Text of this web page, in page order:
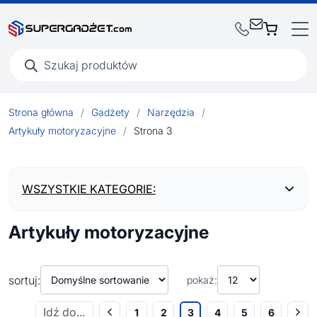
produktów
Strona główna / Gadżety / Narzędzia
/
Artykuły motoryzacyjne
/ Strona 3
WSZYSTKIE KATEGORIE:
BESTSELLERY
NOWOŚCI
Artykuły motoryzacyjne
sortuj: pokaż:
1 2 3 4 5 6